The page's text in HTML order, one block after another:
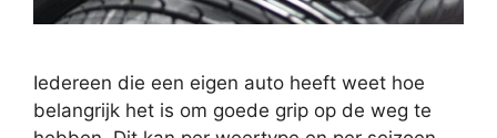
Iedereen die een eigen auto heeft weet hoe
belangrijk het is om goede grip op de weg te